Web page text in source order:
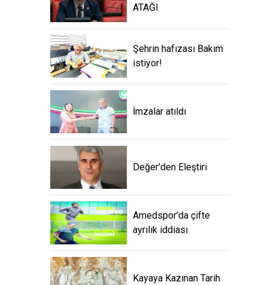
ATAĞI
Şehrin hafızası Bakım
istiyor!
İmzalar atıldı
Değer'den Eleştiri
Amedspor’da çifte
ayrılık iddiası
Kayaya Kazınan Tarih